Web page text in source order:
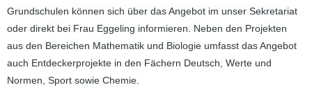
Grundschulen können sich über das Angebot im unser Sekretariat
oder direkt bei Frau Eggeling informieren. Neben den Projekten
aus den Bereichen Mathematik und Biologie umfasst das Angebot
auch Entdeckerprojekte in den Fächern Deutsch, Werte und
Normen, Sport sowie Chemie.